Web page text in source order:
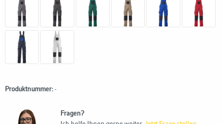
Produktnummer: -
Fragen?